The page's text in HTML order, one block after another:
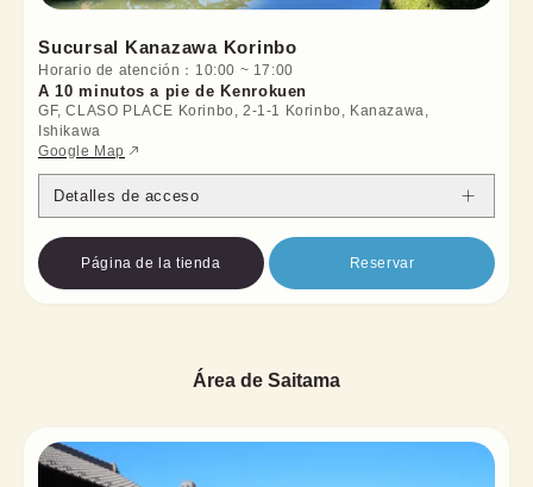
Sucursal Kanazawa Korinbo
Horario de atención ： 10:00 ~ 17:00
A 10 minutos a pie de Kenrokuen
GF, CLASO PLACE Korinbo, 2-1-1 Korinbo, Kanazawa,
Ishikawa
Google Map
Detalles de acceso
Página de la tienda Reservar
Área de Saitama